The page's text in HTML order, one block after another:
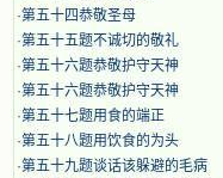
·第五十四恭敬圣母
·第五十五题不诚切的敬礼
·第五十六题恭敬护守天神
·第五十六题恭敬护守天神
·第五十七题用食的端正
·第五十八题用饮食的为头
·第五十九题谈话该躲避的毛病